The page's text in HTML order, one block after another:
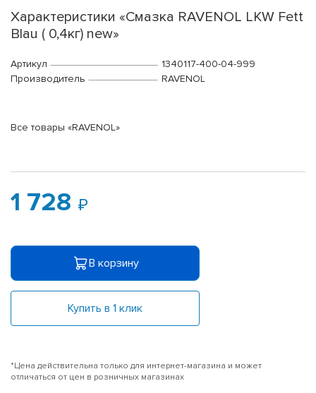
Характеристики «Смазка RAVENOL LKW Fett
Blau ( 0,4кг) new»
Артикул
1340117-400-04-999
Производитель
RAVENOL
Все товары «RAVENOL»
1 728
В корзину
Купить в 1 клик
*Цена действительна только для интернет-магазина и может
отличаться от цен в розничных магазинах